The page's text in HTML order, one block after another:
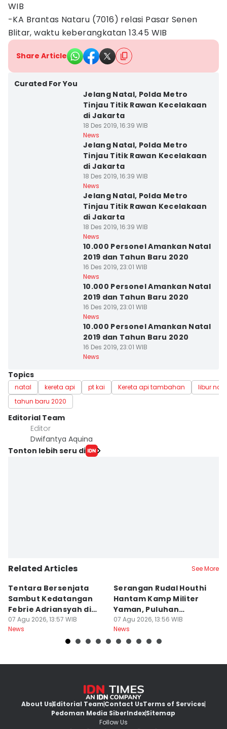
WIB
-KA Brantas Nataru (7016) relasi Pasar Senen
Blitar, waktu keberangkatan 13.45 WIB
Share Article
Curated For You
Jelang Natal, Polda Metro
Tinjau Titik Rawan Kecelakaan
di Jakarta
18 Des 2019, 16:39 WIB
News
Jelang Natal, Polda Metro
Tinjau Titik Rawan Kecelakaan
di Jakarta
18 Des 2019, 16:39 WIB
News
Jelang Natal, Polda Metro
Tinjau Titik Rawan Kecelakaan
di Jakarta
18 Des 2019, 16:39 WIB
News
10.000 Personel Amankan Natal
2019 dan Tahun Baru 2020
16 Des 2019, 23:01 WIB
News
10.000 Personel Amankan Natal
2019 dan Tahun Baru 2020
16 Des 2019, 23:01 WIB
News
10.000 Personel Amankan Natal
2019 dan Tahun Baru 2020
16 Des 2019, 23:01 WIB
News
Topics
natal kereta api pt kai Kereta api tambahan
libur
tahun baru 2020
Editorial Team
Editor
Dwifantya Aquina
Tonton lebih seru di
Related Articles See More
Tentara Bersenjata
Sambut Kedatangan
Febrie Adriansyah di
Kejagung
07 Agu 2026, 13:57 WIB
News
Serangan Rudal Houthi
Hantam Kamp Militer
Yaman, Puluhan
Tentara Tewas
07 Agu 2026, 13:56 WIB
News
About UsEditorial TeamContact UsTerms of Services
Pedoman Media SiberIndexSitemap
Follow Us